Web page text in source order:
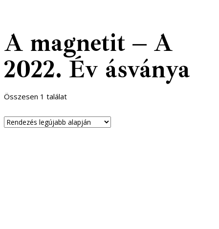
A magnetit – A
2022. Év ásványa
Összesen 1 találat